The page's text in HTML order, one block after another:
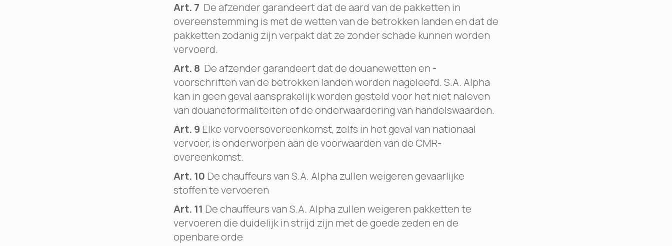
Art. 7 De afzender garandeert dat de aard van de pakketten in
overeenstemming is met de wetten van de betrokken landen en dat de
pakketten zodanig zijn verpakt dat ze zonder schade kunnen worden
vervoerd.
Art. 8 De afzender garandeert dat de douanewetten en -
voorschriften van de betrokken landen worden nageleefd. S.A. Alpha
kan in geen geval aansprakelijk worden gesteld voor het niet naleven
van douaneformaliteiten of de onderwaardering van handelswaarden.
Art. 9 Elke vervoersovereenkomst, zelfs in het geval van nationaal
vervoer, is onderworpen aan de voorwaarden van de CMR-
overeenkomst.
Art. 10 De chauffeurs van S.A. Alpha zullen weigeren gevaarlijke
stoffen te vervoeren
Art. 11 De chauffeurs van S.A. Alpha zullen weigeren pakketten te
vervoeren die duidelijk in strijd zijn met de goede zeden en de
openbare orde